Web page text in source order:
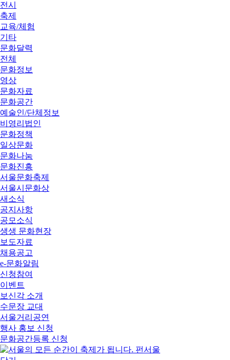
전시
축제
교육/체험
기타
문화달력
전체
문화정보
영상
문화자료
문화공간
예술인/단체정보
비영리법인
문화정책
일상문화
문화나눔
문화진흥
서울문화축제
서울시문화상
새소식
공지사항
공모소식
생생 문화현장
보도자료
채용공고
e-문화알림
신청참여
이벤트
보신각 소개
수문장 교대
서울거리공연
행사 홍보 신청
문화공간등록 신청